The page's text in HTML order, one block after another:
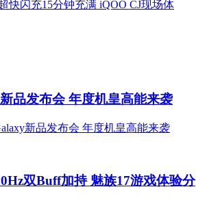
品发布会 年度机皇高能来袭
双Buff加持 魅族17游戏体验分